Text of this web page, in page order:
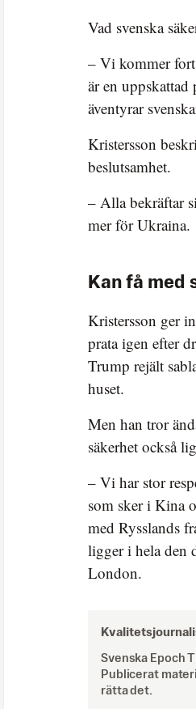
Vad svenska
– Vi kommer
är en
äventyrar
Kristersson
beslutsamhet.
– Alla bekräftar
mer för Ukraina.
Kan få med
Kristersson ger
prata igen efter
Trump rejält
huset.
Men han tror
säkerhet också
– Vi har stor
som sker i Kina
med Rysslands
ligger i hela den
London.
Svenska Epoch
Publicerat
rätta det.